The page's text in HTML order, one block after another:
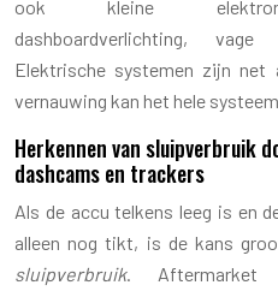
ook kleine
dashboardverlichting, vage
Elektrische systemen zijn net
vernauwing kan het hele
Herkennen van sluipverbruik
dashcams en trackers
Als de accu telkens leeg is en
alleen nog tikt, is de kans
sluipverbruik. Aftermarket